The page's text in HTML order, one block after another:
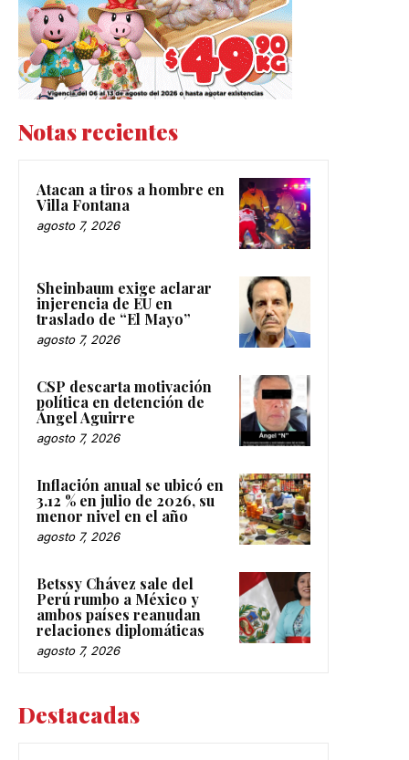
Notas recientes
Atacan a tiros a hombre en
Villa Fontana
agosto 7, 2026
Sheinbaum exige aclarar
injerencia de EU en
traslado de “El Mayo”
agosto 7, 2026
CSP descarta motivación
política en detención de
Ángel Aguirre
agosto 7, 2026
Inflación anual se ubicó en
3.12 % en julio de 2026, su
menor nivel en el año
agosto 7, 2026
Betssy Chávez sale del
Perú rumbo a México y
ambos países reanudan
relaciones diplomáticas
agosto 7, 2026
Destacadas